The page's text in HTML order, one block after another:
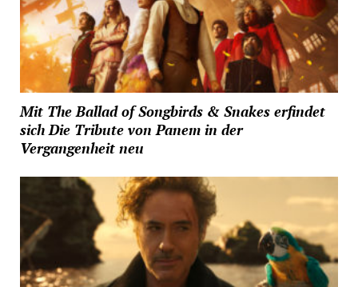
Mit The Ballad of Songbirds & Snakes erfindet
sich Die Tribute von Panem in der
Vergangenheit neu